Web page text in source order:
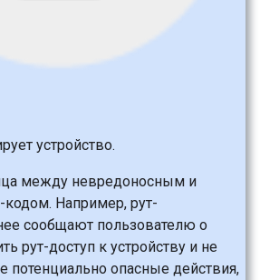
устройство.
между невредоносным и
Например, рут-
сообщают пользователю о
рут-доступ к устройству и не
потенциально опасные действия,